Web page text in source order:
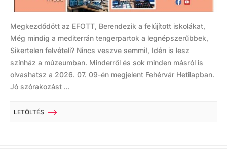
Megkezdődött az EFOTT, Berendezik a felújított iskolákat,
Még mindig a mediterrán tengerpartok a legnépszerűbbek,
Sikertelen felvételi? Nincs veszve semmi!, Idén is lesz
színház a múzeumban. Minderről és sok minden másról is
olvashatsz a 2026. 07. 09-én megjelent Fehérvár Hetilapban.
Jó szórakozást ...
LETÖLTÉS